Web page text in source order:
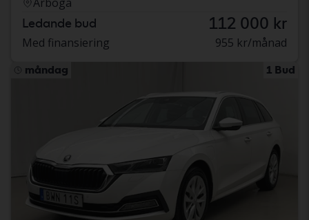
Ledande bud 112 000 kr
Med finansiering 955 kr/månad
måndag 1 Bud